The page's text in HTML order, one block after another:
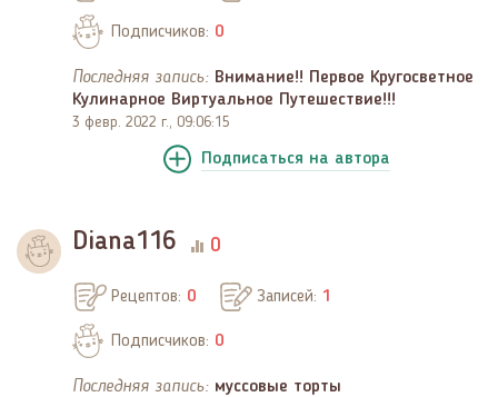
Подписчиков: 0
Последняя запись: Внимание!! Первое Кругосветное
Кулинарное Виртуальное Путешествие!!!
3 февр. 2022 г., 09:06:15
Подписаться на автора
Diana116 0
Рецептов: 0 Записей: 1
Подписчиков: 0
Последняя запись: муссовые торты